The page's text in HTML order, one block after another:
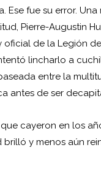
Ese fue su error.
Pierre-Augustin
de la Legión
lincharlo a
entre la
antes de ser
cayeron en los
y menos aún